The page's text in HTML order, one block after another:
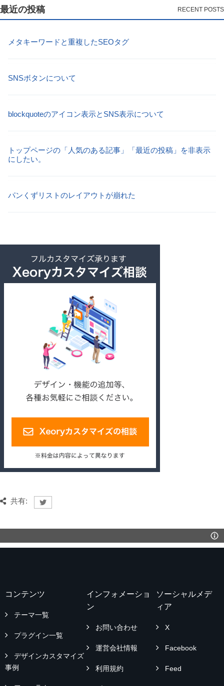
最近の投稿
メタキーワードと重複したSEOタグ
SNSボタンについて
blockquoteのアイコン表示とSNS表示について
トップページの「人気のある記事」「最近の投稿」を非表示
にしたい。
パンくずリストのレイアウトが崩れた
共有:
コンテンツ
テーマ一覧
プラグイン一覧
デザインカスタマイズ
事例
インフォメーショ
ン
お問い合わせ
運営会社情報
利用規約
ソーシャルメデ
ィア
X
Facebook
Feed